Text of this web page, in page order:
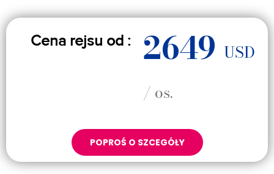
Cena rejsu od : 2649 USD
/ os.
POPROŚ O SZCEGÓŁY